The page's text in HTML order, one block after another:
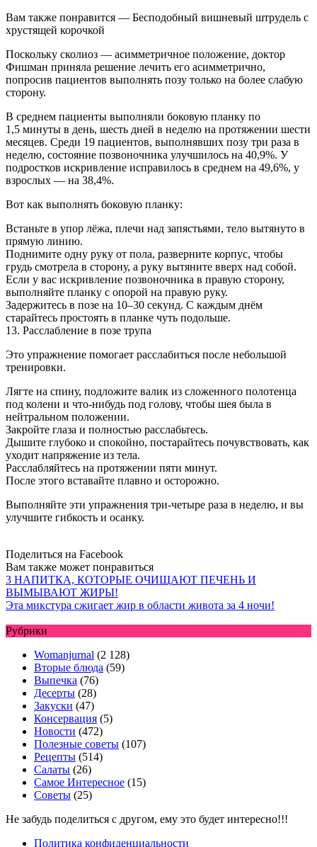
Вам также понравится — Бесподобный вишневый штрудель с
хрустящей корочкой
Поскольку сколиоз — асимметричное положение, доктор
Фишман приняла решение лечить его асимметрично,
попросив пациентов выполнять позу только на более слабую
сторону.
В среднем пациенты выполняли боковую планку по
1,5 минуты в день, шесть дней в неделю на протяжении шести
месяцев. Среди 19 пациентов, выполнявших позу три раза в
неделю, состояние позвоночника улучшилось на 40,9%. У
подростков искривление исправилось в среднем на 49,6%, у
взрослых — на 38,4%.
Вот как выполнять боковую планку:
Встаньте в упор лёжа, плечи над запястьями, тело вытянуто в
прямую линию.
Поднимите одну руку от пола, разверните корпус, чтобы
грудь смотрела в сторону, а руку вытяните вверх над собой.
Если у вас искривление позвоночника в правую сторону,
выполняйте планку с опорой на правую руку.
Задержитесь в позе на 10–30 секунд. С каждым днём
старайтесь простоять в планке чуть подольше.
13. Расслабление в позе трупа
Это упражнение помогает расслабиться после небольшой
тренировки.
Лягте на спину, подложите валик из сложенного полотенца
под колени и что-нибудь под голову, чтобы шея была в
нейтральном положении.
Закройте глаза и полностью расслабьтесь.
Дышите глубоко и спокойно, постарайтесь почувствовать, как
уходит напряжение из тела.
Расслабляйтесь на протяжении пяти минут.
После этого вставайте плавно и осторожно.
Выполняйте эти упражнения три-четыре раза в неделю, и вы
улучшите гибкость и осанку.
Поделиться на Facebook
Вам также может понравиться
3 НАПИТКА, КОТОРЫЕ ОЧИЩАЮТ ПЕЧЕНЬ И
ВЫМЫВАЮТ ЖИРЫ!
Эта микстура сжигает жир в области живота за 4 ночи!
Рубрики
Womanjurnal (2 128)
Вторые блюда (59)
Выпечка (76)
Десерты (28)
Закуски (47)
Консервация (5)
Новости (472)
Полезные советы (107)
Рецепты (514)
Салаты (26)
Самое Интересное (15)
Советы (25)
Не забудь поделиться с другом, ему это будет интересно!!!
Политика конфиденциальности